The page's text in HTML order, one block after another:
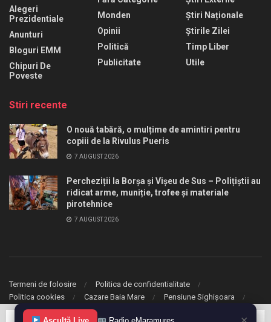
Alegeri
Prezidentiale
Anunturi
Bloguri EMM
Chipuri De
Poveste
Monden
Opinii
Politică
Publicitate
Știri Naționale
Știrile Zilei
Timp Liber
Utile
Stiri recente
O nouă tabără, o mulțime de amintiri pentru
copiii de la Rivulus Pueris
7 AUGUST 2026
Percheziții la Borșa și Vișeu de Sus – Polițiștii au
ridicat arme, muniție, trofee și materiale
pirotehnice
7 AUGUST 2026
Termeni de folosire
Politica de confidentialitate
Politica cookies
Cazare Baia Mare Pensiune Sighișoara